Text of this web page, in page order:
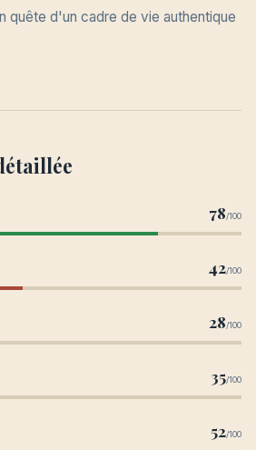
quête d'un cadre de vie authentique
78/100
42/100
28/100
35/100
52/100